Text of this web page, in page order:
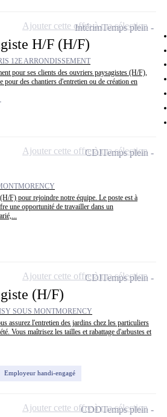
H/F (H/F)
12E ARRONDISSEMENT
pour ses clients des ouvriers paysagistes (H/F),
pour des chantiers d'entretien ou de création en
IntérimTemps plein
Ajouter cette offre à ma sélection
F) pour rejoindre notre équipe. Le poste est à
une opportunité de travailler dans un
CDITemps plein
Ajouter cette offre à ma sélection
(H/F)
SOUS MONTMORENCY
assurez l'entretien des jardins chez les particuliers
Vous maîtrisez les tailles et rabattage d'arbustes et
Employeur handi-engagé
CDITemps plein
Ajouter cette offre à ma sélection
CDDTemps plein
Ajouter cette offre à ma sélection